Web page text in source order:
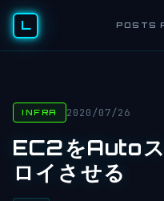
L POSTS
INFRA 2020/07/26
EC2をAutoス
ロイさせる